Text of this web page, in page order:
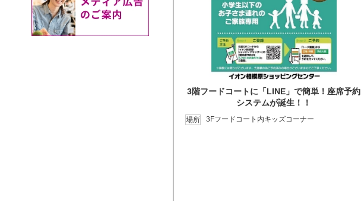
3階フードコートに「LINE」で簡単！座席予約
システムが誕生！！
場所 3Fフードコート内キッズコーナー